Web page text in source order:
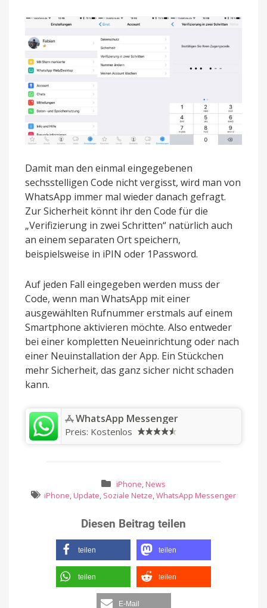
Damit man den einmal eingegebenen
sechsstelligen Code nicht vergisst, wird man von
WhatsApp immer mal wieder danach gefragt.
Zur Sicherheit könnt ihr den Code für die
„Verifizierung in zwei Schritten“ natürlich auch
an einem separaten Ort speichern,
beispielsweise in iPIN oder 1Password.
Auf jeden Fall eingegeben werden muss der
Code, wenn man WhatsApp mit einer
ausgewählten Rufnummer erstmals auf einem
Smartphone aktivieren möchte. Also entweder
bei einer kompletten Neueinrichtung oder nach
einer Neuinstallation der App. Ein Stückchen
mehr Sicherheit, das ganz sicher nicht schaden
kann.
‎WhatsApp Messenger
Preis: Kostenlos
iPhone, News
iPhone, Update, Soziale Netze,WhatsApp Messenger
Diesen Beitrag teilen
teilen teilen
teilen teilen
E-Mail